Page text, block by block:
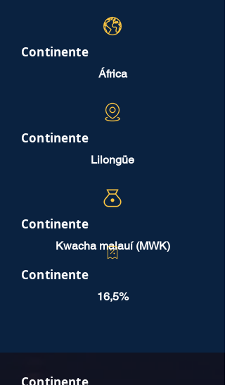
Continente
África
Continente
Lilongüe
Continente
Kwacha malauí (MWK)
Continente
16,5%